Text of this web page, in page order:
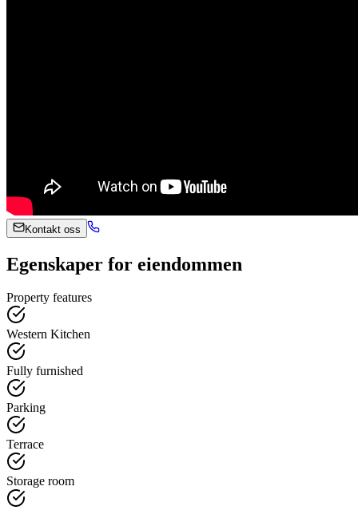
Kontakt oss
Egenskaper for eiendommen
Property features
Western Kitchen
Fully furnished
Parking
Terrace
Storage room